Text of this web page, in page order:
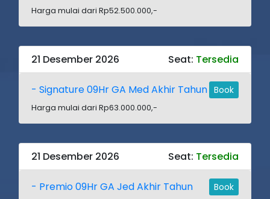
Harga mulai dari Rp52.500.000,-
21 Desember 2026 Seat: Tersedia
- Signature 09Hr GA Med Akhir Tahun Book
Harga mulai dari Rp63.000.000,-
21 Desember 2026 Seat: Tersedia
- Premio 09Hr GA Jed Akhir Tahun Book